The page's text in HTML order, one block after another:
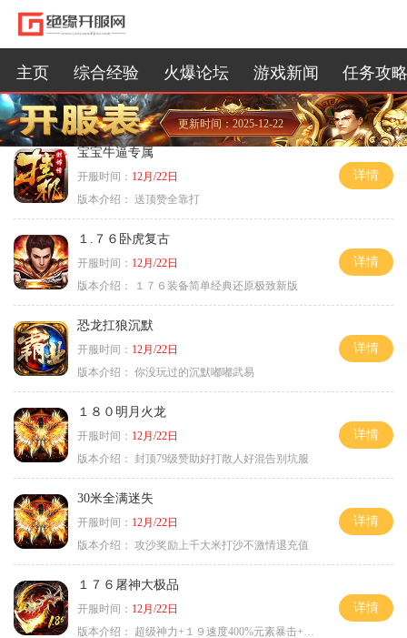
主页 综合经验 火爆论坛 游戏新闻 任务攻
更新时间：2025-12-22
宝宝牛逼专属
开服时间： 12月/22日
版本介绍： 送顶赞全靠打
详情
１.７６卧虎复古
开服时间： 12月/22日
版本介绍：
１７６装备简单经典还原极致新版
详情
恐龙扛狼沉默
开服时间： 12月/22日
版本介绍： 你没玩过的沉默嘟嘟武易
详情
１８０明月火龙
开服时间： 12月/22日
版本介绍： 封顶79级赞助好打散人好混告别坑服
详情
30米全满迷失
开服时间： 12月/22日
版本介绍： 攻沙奖励上千大米打沙不激情退充值
详情
１７６屠神大极品
开服时间： 12月/22日
版本介绍：
超级神力+１９速度400%元素暴击+６６
详情